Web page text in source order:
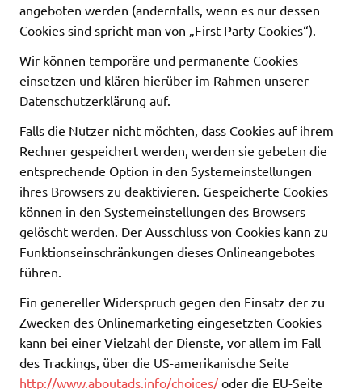
angeboten werden (andernfalls, wenn es nur dessen
Cookies sind spricht man von „First-Party Cookies“).
Wir können temporäre und permanente Cookies
einsetzen und klären hierüber im Rahmen unserer
Datenschutzerklärung auf.
Falls die Nutzer nicht möchten, dass Cookies auf ihrem
Rechner gespeichert werden, werden sie gebeten die
entsprechende Option in den Systemeinstellungen
ihres Browsers zu deaktivieren. Gespeicherte Cookies
können in den Systemeinstellungen des Browsers
gelöscht werden. Der Ausschluss von Cookies kann zu
Funktionseinschränkungen dieses Onlineangebotes
führen.
Ein genereller Widerspruch gegen den Einsatz der zu
Zwecken des Onlinemarketing eingesetzten Cookies
kann bei einer Vielzahl der Dienste, vor allem im Fall
des Trackings, über die US-amerikanische Seite
http://www.aboutads.info/choices/oder die EU-Seite